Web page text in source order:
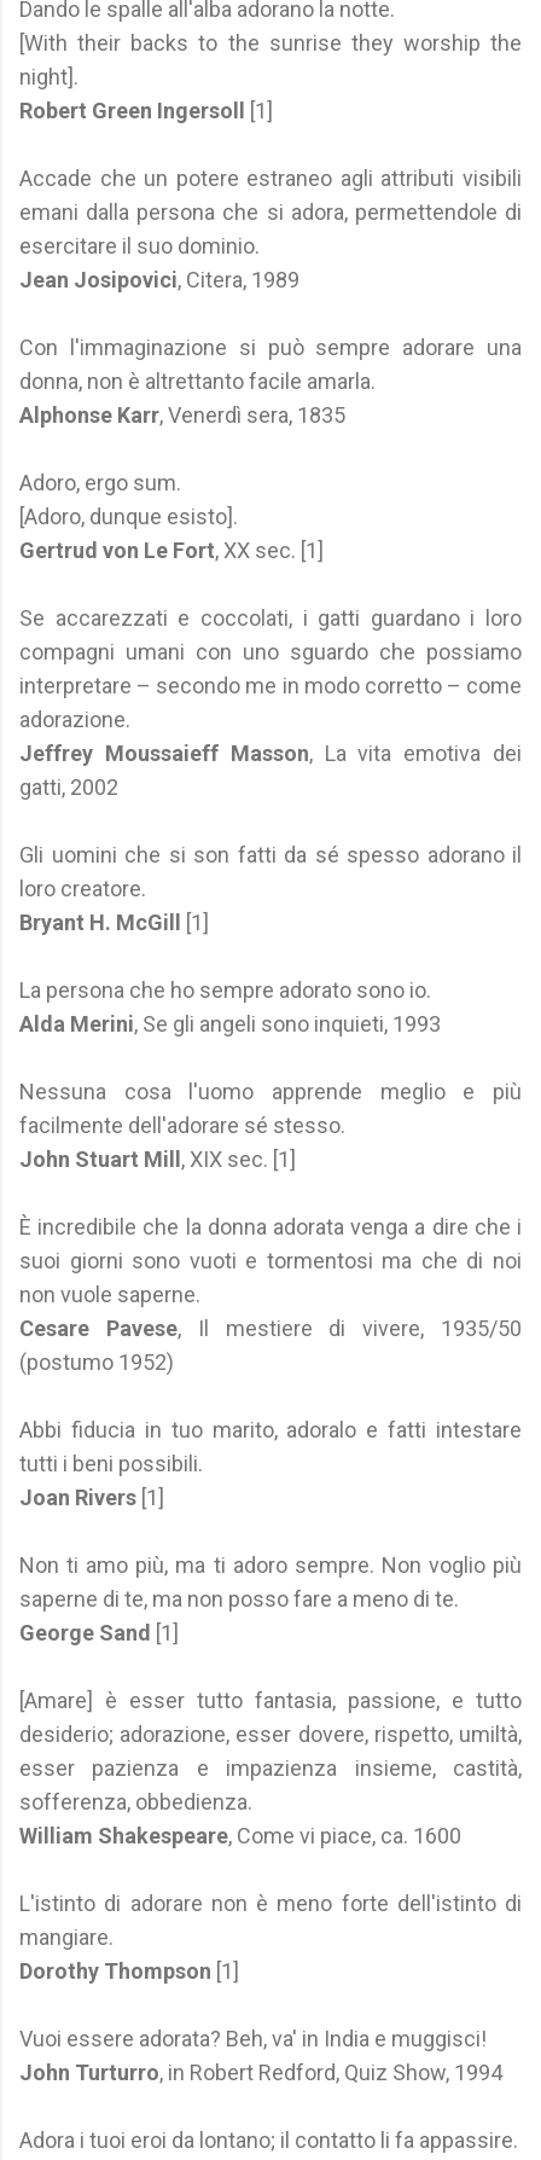
Dando le spalle all'alba adorano la notte.
[With their backs to the sunrise they worship the
night].
Robert Green Ingersoll
[1]
Accade che un potere estraneo agli attributi visibili
emani dalla persona che si adora, permettendole di
esercitare il suo dominio.
Jean Josipovici, Citera, 1989
Con l'immaginazione si può sempre adorare una
donna, non è altrettanto facile amarla.
Alphonse Karr, Venerdì sera, 1835
Adoro, ergo sum.
[Adoro, dunque esisto].
Gertrud von Le Fort, XX sec. [1]
Se accarezzati e coccolati, i gatti guardano i loro
compagni umani con uno sguardo che possiamo
interpretare – secondo me in modo corretto – come
adorazione.
Jeffrey Moussaieff Masson, La vita emotiva dei
gatti, 2002
Gli uomini che si son fatti da sé spesso adorano il
loro creatore.
Bryant H. McGill
[1]
La persona che ho sempre adorato sono io.
Alda Merini, Se gli angeli sono inquieti, 1993
Nessuna cosa l'uomo apprende meglio e più
facilmente dell'adorare sé stesso.
John Stuart Mill , XIX sec. [1]
È incredibile che la donna adorata venga a dire che i
suoi giorni sono vuoti e tormentosi ma che di noi
non vuole saperne.
Cesare Pavese, Il mestiere di vivere, 1935/50
(postumo 1952)
Abbi fiducia in tuo marito, adoralo e fatti intestare
tutti i beni possibili.
Joan Rivers [1]
Non ti amo più, ma ti adoro sempre. Non voglio più
saperne di te, ma non posso fare a meno di te.
George Sand [1]
[Amare] è esser tutto fantasia, passione, e tutto
desiderio; adorazione, esser dovere, rispetto, umiltà,
esser pazienza e impazienza insieme, castità,
sofferenza, obbedienza.
William Shakespeare, Come vi piace, ca. 1600
L'istinto di adorare non è meno forte dell'istinto di
mangiare.
Dorothy Thompson [1]
Vuoi essere adorata? Beh, va' in India e muggisci!
John Turturro, in Robert Redford, Quiz Show, 1994
Adora i tuoi eroi da lontano; il contatto li fa appassire.